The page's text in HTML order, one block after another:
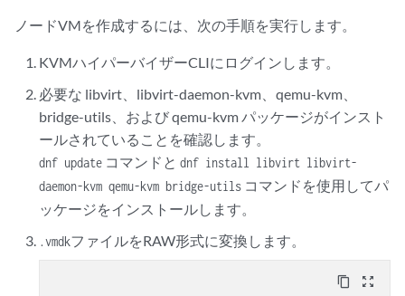
ノードVMを作成するには、次の手順を実行します。
KVMハイパーバイザーCLIにログインします。
必要な libvirt、libvirt-daemon-kvm、qemu-kvm、
bridge-utils、および qemu-kvm パッケージがインスト
ールされていることを確認します。
dnf update コマンドとdnf install libvirt libvirt-
daemon-kvm qemu-kvm bridge-utils コマンドを使用してパ
ッケージをインストールします。
.vmdkファイルをRAW形式に変換します。
content_copy zoom_out_map